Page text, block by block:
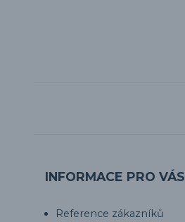
INFORMACE PRO VÁS
Reference zákazníků